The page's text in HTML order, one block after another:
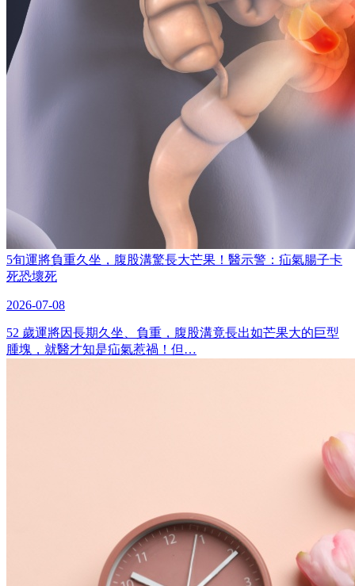
5旬運將負重久坐，腹股溝驚長大芒果！醫示警：疝氣腸子卡
死恐壞死
2026-07-08
52 歲運將因長期久坐、負重，腹股溝竟長出如芒果大的巨型
腫塊，就醫才知是疝氣惹禍！但…